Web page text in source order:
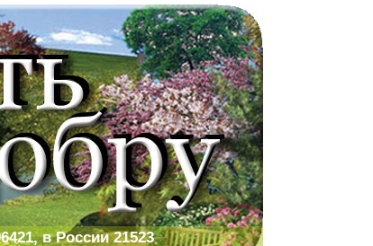
в России 21523